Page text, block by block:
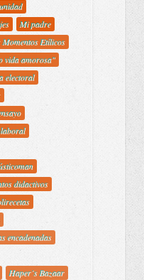
Mi padre
Momentos Etílicos
vida amorosa"
electoral
didactivos
encadenadas
Haper´s Bazaar